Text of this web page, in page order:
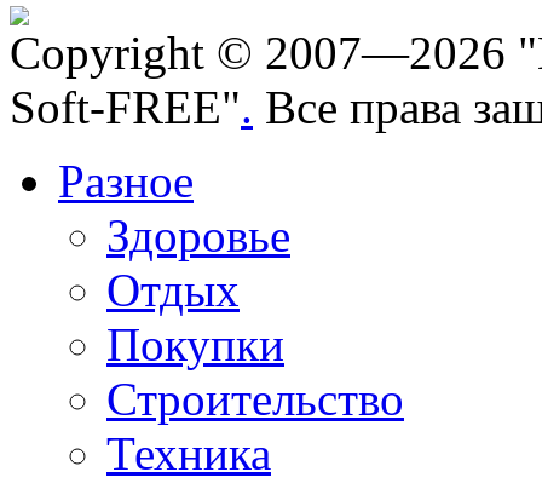
Copyright © 2007—2026
Soft-FREE". Все права
Разное
Здоровье
Отдых
Покупки
Строительство
Техника